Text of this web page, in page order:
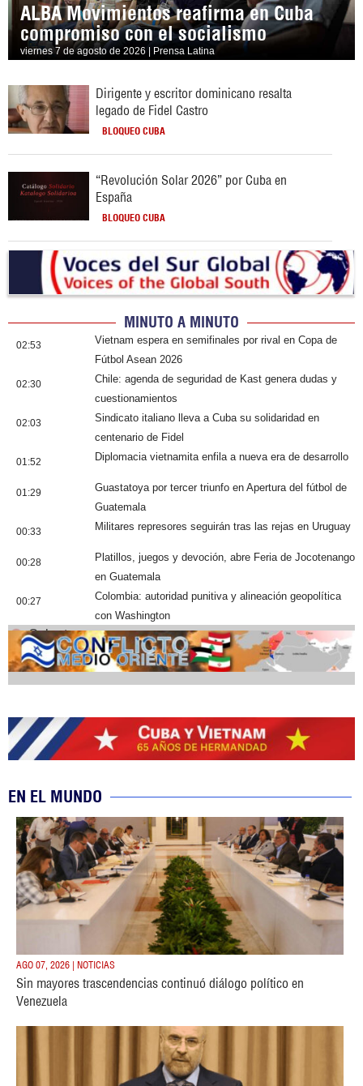
ALBA Movimientos reafirma en Cuba
compromiso con el socialismo
viernes 7 de agosto de 2026 | Prensa Latina
Dirigente y escritor dominicano resalta
legado de Fidel Castro
BLOQUEO CUBA
“Revolución Solar 2026” por Cuba en
España
BLOQUEO CUBA
MINUTO A MINUTO
02:53
Vietnam espera en semifinales por rival en Copa de
Fútbol Asean 2026
02:30
Chile: agenda de seguridad de Kast genera dudas y
cuestionamientos
02:03
Sindicato italiano lleva a Cuba su solidaridad en
centenario de Fidel
01:52 Diplomacia vietnamita enfila a nueva era de desarrollo
01:29
Guastatoya por tercer triunfo en Apertura del fútbol de
Guatemala
00:33 Militares represores seguirán tras las rejas en Uruguay
00:28
Platillos, juegos y devoción, abre Feria de Jocotenango
en Guatemala
00:27
Colombia: autoridad punitiva y alineación geopolítica
con Washington
Cobertura
EN EL MUNDO
AGO 07, 2026 | NOTICIAS
Sin mayores trascendencias continuó diálogo político en
Venezuela